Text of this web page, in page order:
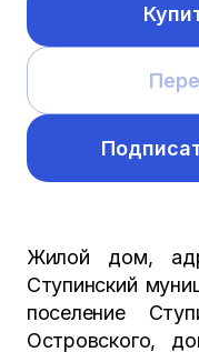
Жилой дом,
Ступинский
поселение
Островского,